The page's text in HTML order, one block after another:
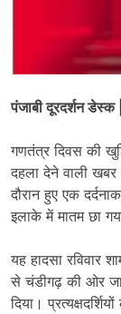
पंजाबी दूरदर्शन
गणतंत्र दिवस की
दहला देने वाली
दौरान हुए एक
इलाके में मातम छा
यह हादसा
से चंडीगढ़ की ओर
दिया।